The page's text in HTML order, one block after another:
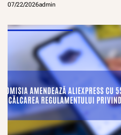
07/22/2026admin